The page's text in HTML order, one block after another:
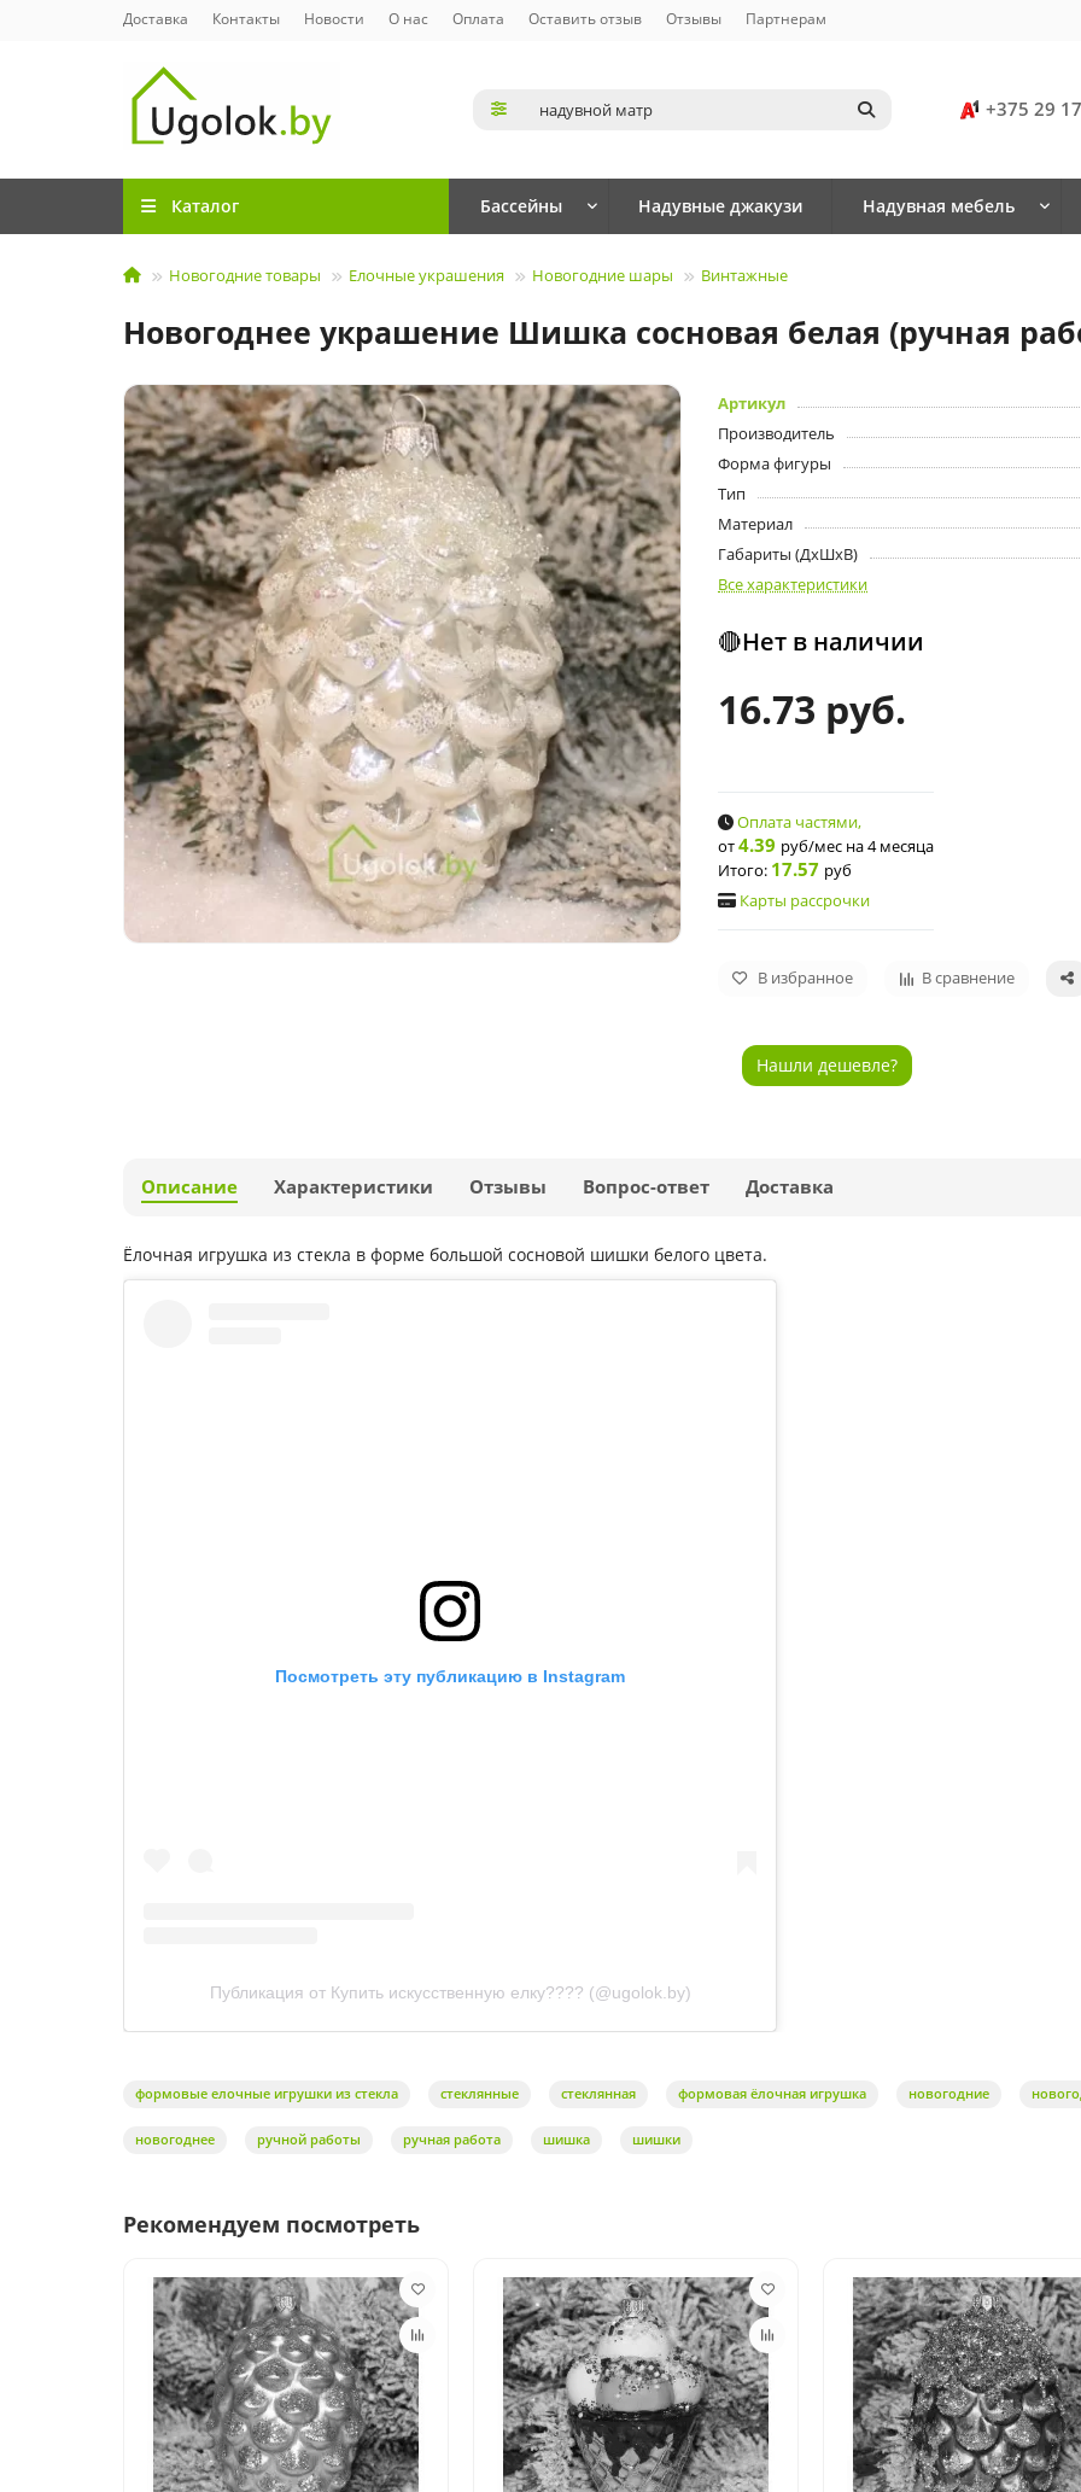
Доставка Контакты Новости О нас Оплата Оставить отзыв Отзывы Партнерам
+375 29
Каталог Бассейны Надувные джакузи Надувная мебель
Новогодние товары Елочные украшения Новогодние шары Винтажные
Новогоднее украшение Шишка сосновая белая (ручная
Артикул
Производитель
Форма фигуры
Тип
Материал
Габариты (ДхШхВ)
Все характеристики
🔴Нет в наличии
16.73 руб.
Оплата частями,
от4.39 руб/мес на 4 месяца
Итого: 17.57 руб
Карты рассрочки
В избранное В сравнение
Нашли дешевле?
Описание Характеристики Отзывы Вопрос-ответ Доставка
Ёлочная игрушка из стекла в форме большой сосновой шишки белого цвета.
Посмотреть эту публикацию в Instagram
Публикация от Купить искусственную елку???? (@ugolok.by)
формовые елочные игрушки из стекла стеклянные стеклянная формовая ёлочная игрушка новогодние
новогоднее ручной работы ручная работа шишка шишки
Рекомендуем посмотреть